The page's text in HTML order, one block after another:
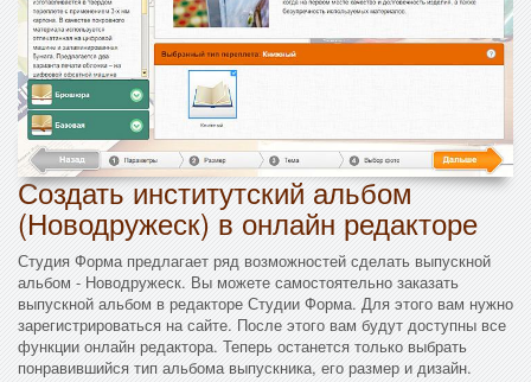
Создать институтский альбом
(Новодружеск) в онлайн редакторе
Студия Форма предлагает ряд возможностей сделать выпускной
альбом - Новодружеск. Вы можете самостоятельно заказать
выпускной альбом в редакторе Студии Форма. Для этого вам нужно
зарегистрироваться на сайте. После этого вам будут доступны все
функции онлайн редактора. Теперь останется только выбрать
понравившийся тип альбома выпускника, его размер и дизайн.